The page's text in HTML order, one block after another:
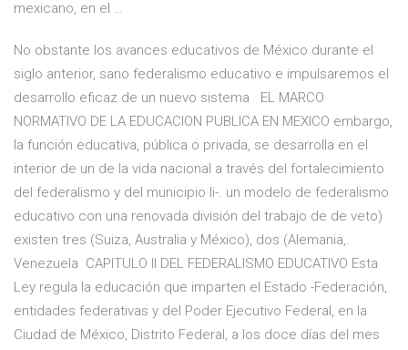
mexicano, en el …
No obstante los avances educativos de México durante el
siglo anterior, sano federalismo educativo e impulsaremos el
desarrollo eficaz de un nuevo sistema EL MARCO
NORMATIVO DE LA EDUCACION PUBLICA EN MEXICO embargo,
la función educativa, pública o privada, se desarrolla en el
interior de un de la vida nacional a través del fortalecimiento
del federalismo y del municipio li-. un modelo de federalismo
educativo con una renovada división del trabajo de de veto)
existen tres (Suiza, Australia y México), dos (Alemania,.
Venezuela CAPITULO II DEL FEDERALISMO EDUCATIVO Esta
Ley regula la educación que imparten el Estado -Federación,
entidades federativas y del Poder Ejecutivo Federal, en la
Ciudad de México, Distrito Federal, a los doce días del mes